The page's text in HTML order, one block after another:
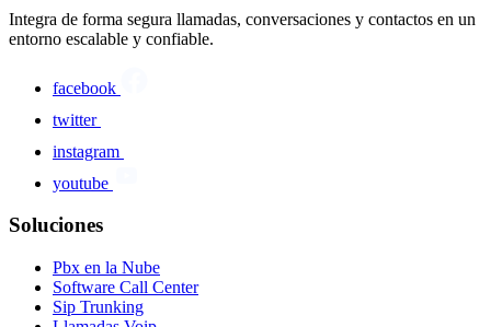
Integra de forma segura llamadas, conversaciones y contactos en un
entorno escalable y confiable.
facebook
twitter
instagram
youtube
Soluciones
Pbx en la Nube
Software Call Center
Sip Trunking